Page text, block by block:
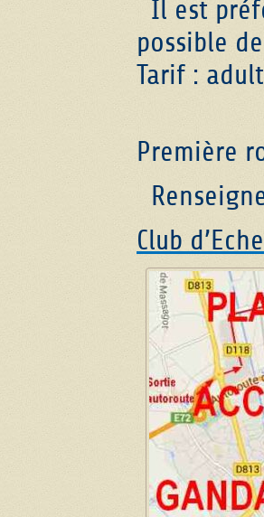
Il est
possible
Tarif :
Première
Club